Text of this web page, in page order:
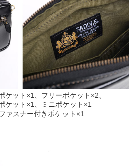
ケット×1、フリーポケット×2、
ケット×1、ミニポケット×1
ァスナー付きポケット×1